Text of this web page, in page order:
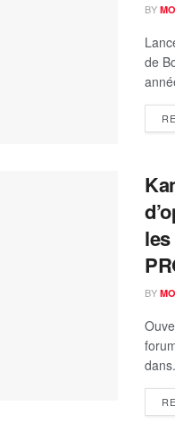
BY
de
BY